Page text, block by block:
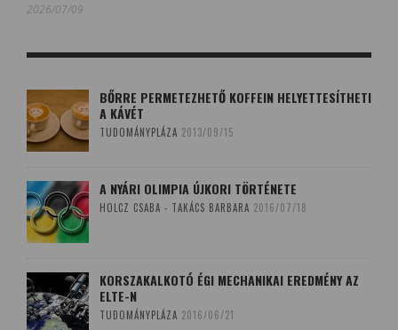
2026/07/09
BŐRRE PERMETEZHETŐ KOFFEIN HELYETTESÍTHETI
A KÁVÉT
TUDOMÁNYPLÁZA 2013/09/15
A NYÁRI OLIMPIA ÚJKORI TÖRTÉNETE
HOLCZ CSABA - TAKÁCS BARBARA 2016/07/18
KORSZAKALKOTÓ ÉGI MECHANIKAI EREDMÉNY AZ
ELTE-N
TUDOMÁNYPLÁZA 2016/06/21